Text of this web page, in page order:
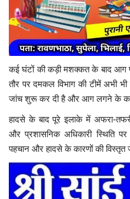
कई घंटों की कड़ी मशक्कत के बाद आग पर
तौर पर दमकल विभाग की टीमें अभी
जांच शुरू कर दी है और आग लगने के
हादसे के बाद पूरे इलाके में अफरा-
और प्रशासनिक अधिकारी स्थिति
पहचान और हादसे के कारणों की विस्तृत